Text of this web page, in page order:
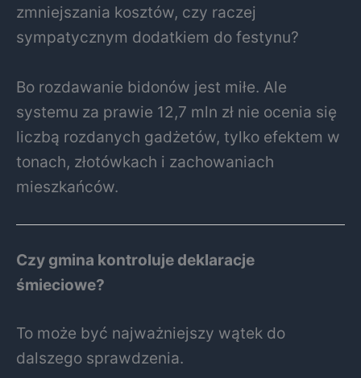
zmniejszania kosztów, czy raczej
sympatycznym dodatkiem do festynu?
Bo rozdawanie bidonów jest miłe. Ale
systemu za prawie 12,7 mln zł nie ocenia się
liczbą rozdanych gadżetów, tylko efektem w
tonach, złotówkach i zachowaniach
mieszkańców.
Czy gmina kontroluje deklaracje
śmieciowe?
To może być najważniejszy wątek do
dalszego sprawdzenia.